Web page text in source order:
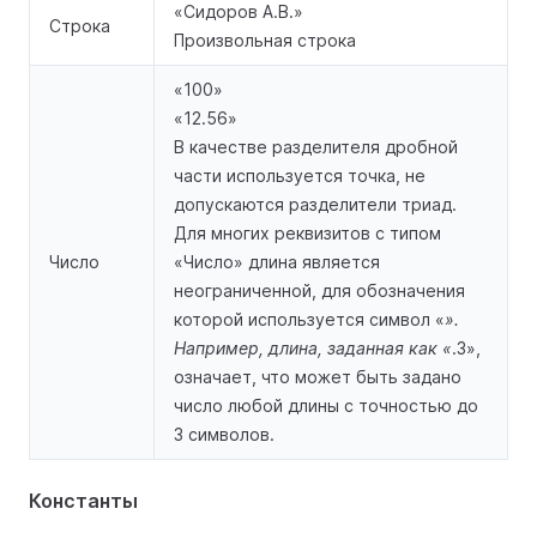
Строка
«Сидоров А.В.»
Произвольная строка
Число
«100»
«12.56»
В качестве разделителя дробной
части используется точка, не
допускаются разделители триад.
Для многих реквизитов с типом
«Число» длина является
неограниченной, для обозначения
которой используется символ «».
Например, длина, заданная как «.3»,
означает, что может быть задано
число любой длины с точностью до
3 символов.
Константы